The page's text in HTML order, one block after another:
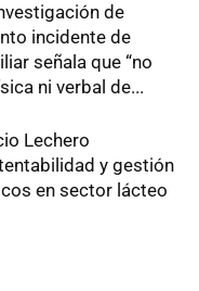
de
incidente de
señala que “no
ni verbal de...
Lechero
y gestión
en sector lácteo